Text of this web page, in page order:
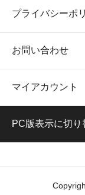
プライバシーポ
お問い合わせ
マイアカウント
PC版表示に切り